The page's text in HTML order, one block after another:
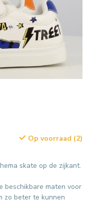
Op voorraad (2)
skate op de zijkant.
beschikbare maten voor
zo beter te kunnen